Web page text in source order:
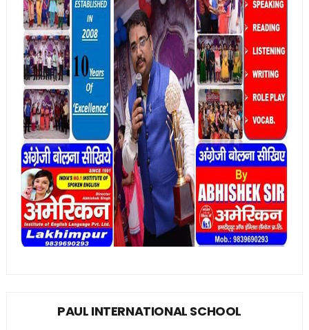
PAUL INTERNATIONAL SCHOOL